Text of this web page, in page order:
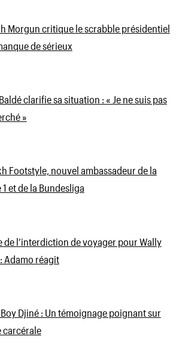
Morgun critique le scrabble présidentiel
de sérieux
clarifie sa situation : « Je ne suis pas
»
Footstyle, nouvel ambassadeur de la
1 et de la Bundesliga
de l’interdiction de voyager pour Wally
Adamo réagit
Boy Djiné : Un témoignage poignant sur
carcérale